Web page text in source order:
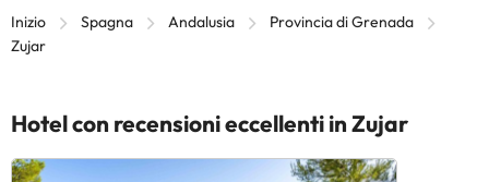
Inizio Spagna Andalusia
Provincia di Grenada
Zujar
Hotel con recensioni eccellenti in Zujar